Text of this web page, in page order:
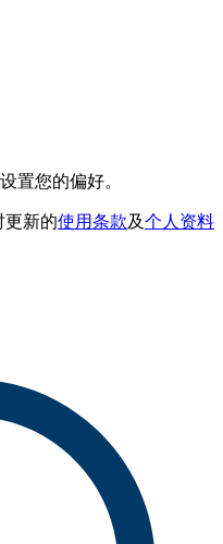
设置您的偏好。
更新的使用条款及个人资料